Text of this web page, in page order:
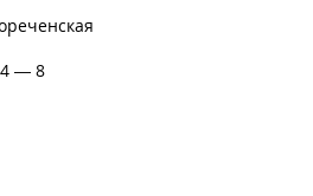
4 — 8